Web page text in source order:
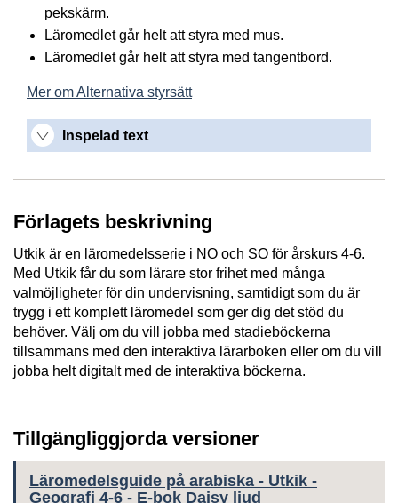
pekskärm.
Läromedlet går helt att styra med mus.
Läromedlet går helt att styra med tangentbord.
Mer om Alternativa styrsätt
Inspelad text
Förlagets beskrivning
Utkik är en läromedelsserie i NO och SO för årskurs 4-6.
Med Utkik får du som lärare stor frihet med många
valmöjligheter för din undervisning, samtidigt som du är
trygg i ett komplett läromedel som ger dig det stöd du
behöver. Välj om du vill jobba med stadieböckerna
tillsammans med den interaktiva lärarboken eller om du vill
jobba helt digitalt med de interaktiva böckerna.
Tillgängliggjorda versioner
Läromedelsguide på arabiska - Utkik -
Geografi 4-6 - E-bok Daisy ljud